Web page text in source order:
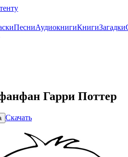
ПесниАудиокнигиКнигиЗагадки
Гарри Поттер
Скачать